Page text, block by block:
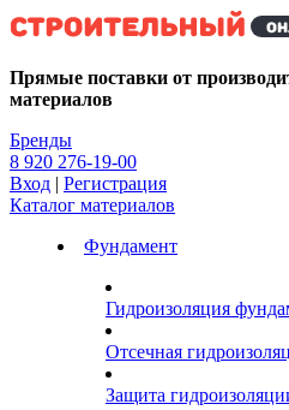
Kg
Прямые поставки от
материалов
Бренды
8 920 276-19-00
Вход | Регистрация
Каталог материалов
Фундамент
Гидроизоляция
Отсечная
Защита